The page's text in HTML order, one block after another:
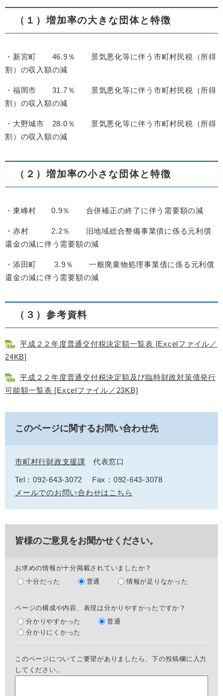
（１）増加率の大きな団体と特徴
・新宮町 46.9％ 景気悪化等に伴う市町村民税（所得
割）の収入額の減
・福岡市 31.7％ 景気悪化等に伴う市町村民税（所得
割）の収入額の減
・大野城市 28.0％ 景気悪化等に伴う市町村民税（所得
割）の収入額の減
（２）増加率の小さな団体と特徴
・東峰村 0.9％ 合併補正の終了に伴う需要額の減
・赤村 2.2％ 旧地域総合整備事業債に係る元利償
還金の減に伴う需要額の減
・添田町 3.9％ 一般廃棄物処理事業債に係る元利償
還金の減に伴う需要額の減
（３）参考資料
平成２２年度普通交付税決定額一覧表 [Excelファイル／
24KB]
平成２２年度普通交付税決定額及び臨時財政対策債発行
可能額一覧表 [Excelファイル／23KB]
このページに関するお問い合わせ先
市町村行財政支援課 代表窓口
Tel：092-643-3072
Fax：092-643-3078
メールでのお問い合わせはこちら
皆様のご意見をお聞かせください。
お求めの情報が十分掲載されていましたか？
十分だった
普通 情報が足りなかった
ページの構成や内容、表現は分かりやすかったですか？
分かりやすかった
普通
分かりにくかった
このページについてご要望がありましたら、下の投稿欄に入力
してください。